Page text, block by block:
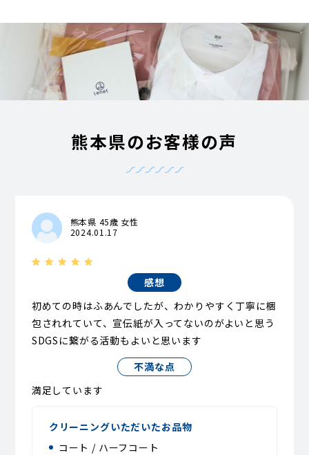
熊本県のお客様の声
熊本県 45歳 女性
2024.01.17
感想
初めての時はふあんでしたが、わかりやすく丁寧に梱
包されれていて、宣伝紙が入ってないのがよいと思う
SDGSに繋がる活動もよいと思います
不満な点
満足しています
クリーニングいただいたお品物
コート / ハーフコート